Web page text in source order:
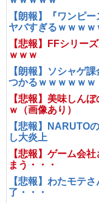
【朗報】『ワンピ
ヤバすぎるｗｗｗｗ
【悲報】FFシリー
ｗｗｗ
【朗報】ソシャゲ
つかるｗｗｗｗｗｗ
【悲報】美味しん
ｗ（画像あり）
【悲報】NARUTO
し大炎上
【悲報】ゲーム会
まう・・・
【悲報】わたモテ
了・・・